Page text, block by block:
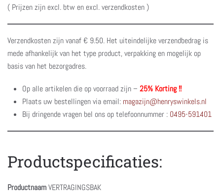
( Prijzen zijn excl. btw en excl. verzendkosten )
Verzendkosten zijn vanaf € 9.50. Het uiteindelijke verzendbedrag is
mede afhankelijk van het type product, verpakking en mogelijk op
basis van het bezorgadres.
Op alle artikelen die op voorraad zijn – 25% Korting !!
Plaats uw bestellingen via email: magazijn@henryswinkels.nl
Bij dringende vragen bel ons op telefoonnummer : 0495-591401
Productspecificaties:
ProductnaamVERTRAGINGSBAK